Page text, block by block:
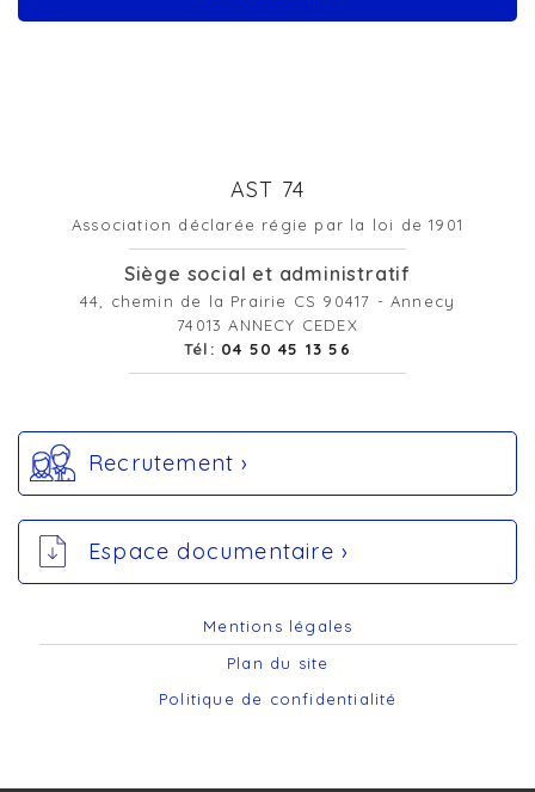
AST 74
Association déclarée régie par la loi de 1901
Siège social et administratif
44, chemin de la Prairie CS 90417 - Annecy
74013 ANNECY CEDEX
Tél: 04 50 45 13 56
Recrutement ›
Espace documentaire ›
Mentions légales
Plan du site
Politique de confidentialité